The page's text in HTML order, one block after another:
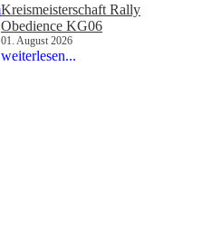
Kreismeisterschaft Rally
Obedience KG06
01. August 2026
weiterlesen...